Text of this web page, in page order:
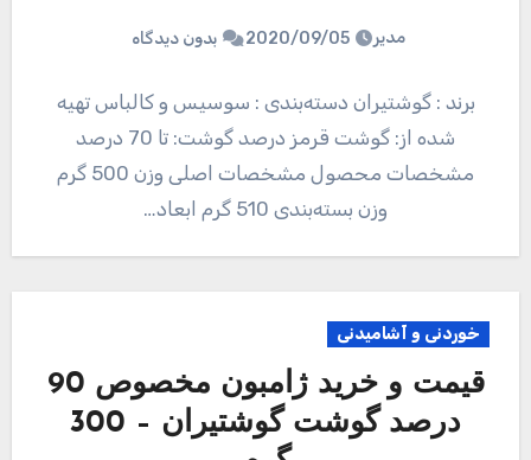
مدیر 2020/09/05 بدون دیدگاه
برند : گوشتیران دسته‌بندی : سوسیس و کالباس تهیه
شده از: گوشت قرمز درصد گوشت: تا 70 درصد
مشخصات محصول مشخصات اصلی وزن 500 گرم
وزن بسته‌بندی 510 گرم ابعاد…
خوردنی و آشامیدنی
قیمت و خرید ژامبون مخصوص 90
درصد گوشت گوشتیران – 300